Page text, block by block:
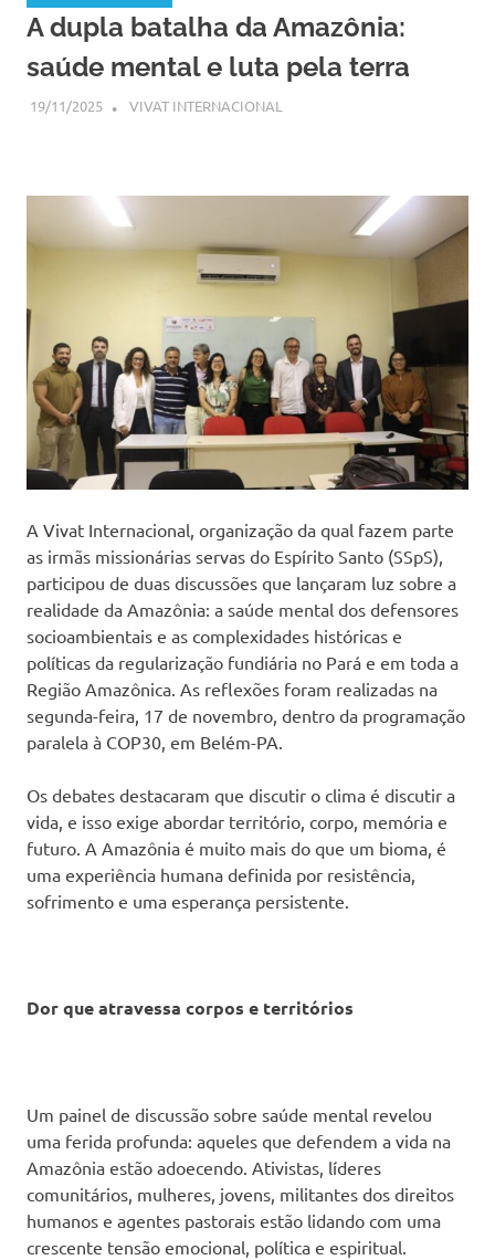
A dupla batalha da Amazônia:
saúde mental e luta pela terra
19/11/2025 SSPS BRASIL
VIVAT INTERNACIONAL
A Vivat Internacional, organização da qual fazem parte
as irmãs missionárias servas do Espírito Santo (SSpS),
participou de duas discussões que lançaram luz sobre a
realidade da Amazônia: a saúde mental dos defensores
socioambientais e as complexidades históricas e
políticas da regularização fundiária no Pará e em toda a
Região Amazônica. As reflexões foram realizadas na
segunda-feira, 17 de novembro, dentro da programação
paralela à COP30, em Belém-PA.
Os debates destacaram que discutir o clima é discutir a
vida, e isso exige abordar território, corpo, memória e
futuro. A Amazônia é muito mais do que um bioma, é
uma experiência humana definida por resistência,
sofrimento e uma esperança persistente.
Dor que atravessa corpos e territórios
Um painel de discussão sobre saúde mental revelou
uma ferida profunda: aqueles que defendem a vida na
Amazônia estão adoecendo. Ativistas, líderes
comunitários, mulheres, jovens, militantes dos direitos
humanos e agentes pastorais estão lidando com uma
crescente tensão emocional, política e espiritual.